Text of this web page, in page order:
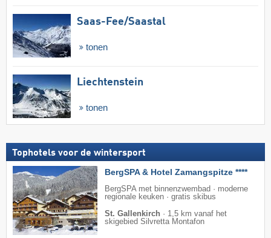
Saas-Fee/​Saastal
tonen
Liechtenstein
tonen
Tophotels voor de wintersport
BergSPA & Hotel Zamangspitze ****
BergSPA met binnenzwembad · moderne
regionale keuken · gratis skibus
St. Gallenkirch · 1,5 km vanaf het
skigebied Silvretta Montafon